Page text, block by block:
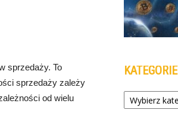
sprzedaży. To
sprzedaży zależy
od wielu
KATEGORIE
Kategorie